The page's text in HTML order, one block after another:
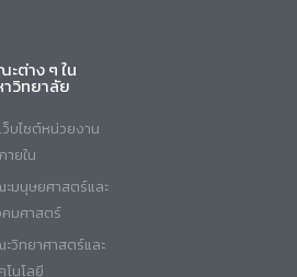
ต่าง ๆ ใน
วิทยาลัย
เว็บไซต์หน่วยงาน
ภายใน
มนุษยศาสตร์และ
มศาสตร์
วิทยาศาสตร์และ
โนโลยี